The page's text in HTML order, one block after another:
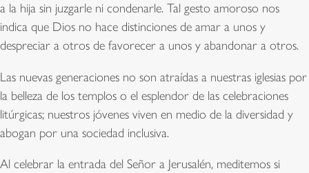
a la hija sin juzgarle ni condenarle. Tal gesto amoroso nos
indica que Dios no hace distinciones de amar a unos y
despreciar a otros de favorecer a unos y abandonar a otros.
Las nuevas generaciones no son atraídas a nuestras iglesias por
la belleza de los templos o el esplendor de las celebraciones
litúrgicas; nuestros jóvenes viven en medio de la diversidad y
abogan por una sociedad inclusiva.
Al celebrar la entrada del Señor a Jerusalén, meditemos si